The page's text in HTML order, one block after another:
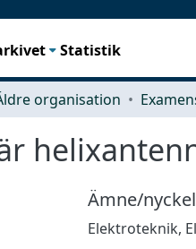
Statistik
organisation
Ämne/
Elektroteknik,